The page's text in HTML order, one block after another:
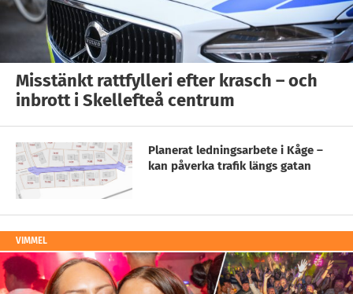
Misstänkt rattfylleri efter krasch – och
inbrott i Skellefteå centrum
Planerat ledningsarbete i Kåge –
kan påverka trafik längs gatan
VIMMEL